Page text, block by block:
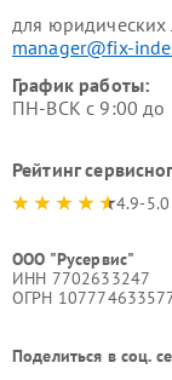
для юридических
manager@fix-
График работы:
ПН-ВСК с 9:00 до
Рейтинг
4.9-5.0
ООО "Русервис"
ИНН 7702633247
ОГРН
Поделиться в соц.